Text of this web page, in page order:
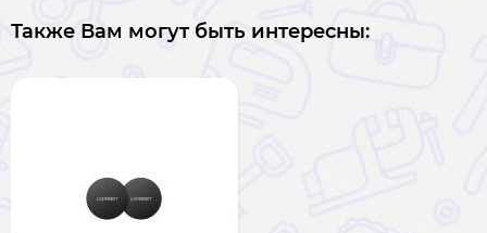
Также Вам могут быть интересны: